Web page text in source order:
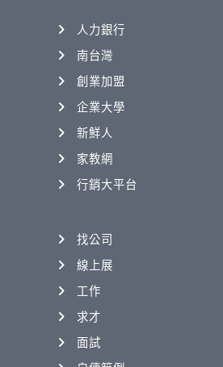
人力銀行
南台灣
創業加盟
企業大學
新鮮人
家教網
行銷大平台
找公司
線上展
工作
求才
面試